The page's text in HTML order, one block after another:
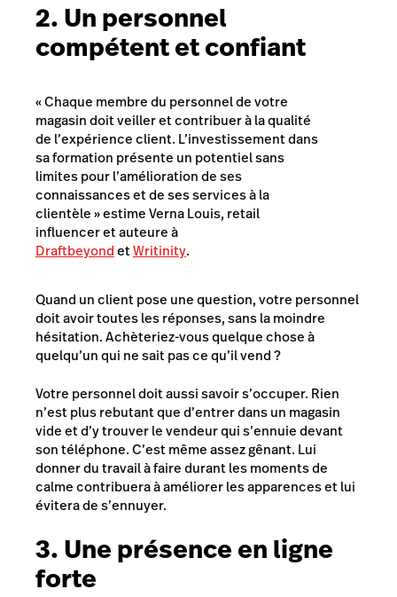
2. Un personnel
compétent et confiant
« Chaque membre du personnel de votre
magasin doit veiller et contribuer à la qualité
de l’expérience client. L’investissement dans
sa formation présente un potentiel sans
limites pour l’amélioration de ses
connaissances et de ses services à la
clientèle » estime Verna Louis, retail
influenceret auteure à
DraftbeyondetWritinity.
Quand un client pose une question, votre personnel
doit avoir toutes les réponses, sans la moindre
hésitation. Achèteriez-vous quelque chose à
quelqu’un qui ne sait pas ce qu’il vend ?
Votre personnel doit aussi savoir s’occuper. Rien
n’est plus rebutant que d’entrer dans un magasin
vide et d’y trouver le vendeur qui s’ennuie devant
son téléphone. C’est même assez gênant. Lui
donner du travail à faire durant les moments de
calme contribuera à améliorer les apparences et lui
évitera de s’ennuyer.
3. Une présence en ligne
forte